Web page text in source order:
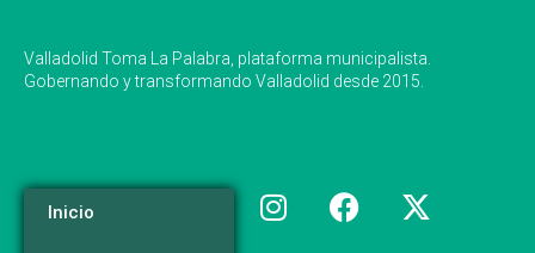
Valladolid Toma La Palabra, plataforma municipalista.
Gobernando y transformando Valladolid desde 2015.
Inicio